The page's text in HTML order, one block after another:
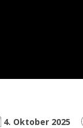
4. Oktober 2025